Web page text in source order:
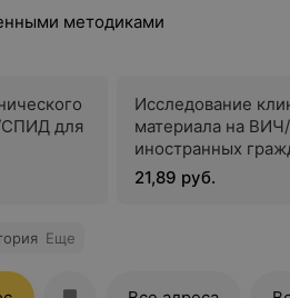
методиками
СПИД для
Исследование
материала на
иностранных
21,89 руб.
Еще